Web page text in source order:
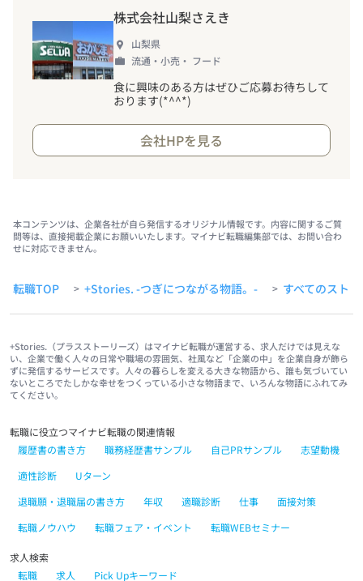
株式会社山梨さえき
山梨県
流通・小売・ フード
食に興味のある方はぜひご応募お待ちして
おります(*^^*)
会社HPを見る
本コンテンツは、企業各社が自ら発信するオリジナル情報です。内容に関するご質
問等は、直接掲載企業にお願いいたします。マイナビ転職編集部では、お問い合わ
せに対応できません。
転職TOP > +Stories. -つぎにつながる物語。- > すべてのスト
+Stories.（プラスストーリーズ）はマイナビ転職が運営する、求人だけでは見えな
い、企業で働く人々の日常や職場の雰囲気、社風など「企業の中」を企業自身が飾ら
ずに発信するサービスです。人々の暮らしを変える大きな物語から、誰も気づいてい
ないところでたしかな幸せをつくっている小さな物語まで、いろんな物語にふれてみ
てください。
転職に役立つマイナビ転職の関連情報
履歴書の書き方
職務経歴書サンプル 自己PRサンプル
志望動機
適性診断
Uターン
退職願・退職届の書き方
年収 適職診断 仕事
面接対策
転職ノウハウ
転職フェア・イベント 転職WEBセミナー
求人検索
転職
求人 Pick Upキーワード